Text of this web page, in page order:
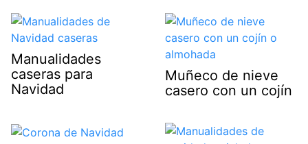
Manualidades
caseras para
Navidad
Muñeco de nieve
casero con un cojín